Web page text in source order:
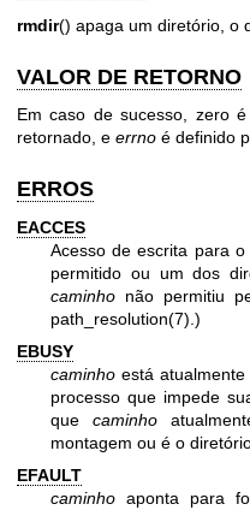
rmdir() apaga um diretório, o
VALOR DE RETORNO
Em caso de sucesso, zero
retornado, e errno é definido
ERROS
EACCES
Acesso de escrita para
permitido ou um dos
caminho não permitiu
path_resolution(7) .)
EBUSY
caminho está
processo que impede
quecaminho
montagem ou é o
EFAULT
caminho aponta para